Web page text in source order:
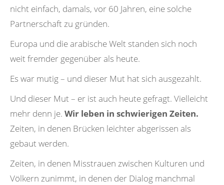
nicht einfach, damals, vor 60 Jahren, eine solche
Partnerschaft zu gründen.
Europa und die arabische Welt standen sich noch
weit fremder gegenüber als heute.
Es war mutig – und dieser Mut hat sich ausgezahlt.
Und dieser Mut – er ist auch heute gefragt. Vielleicht
mehr denn je. Wir leben in schwierigen Zeiten.
Zeiten, in denen Brücken leichter abgerissen als
gebaut werden.
Zeiten, in denen Misstrauen zwischen Kulturen und
Völkern zunimmt, in denen der Dialog manchmal